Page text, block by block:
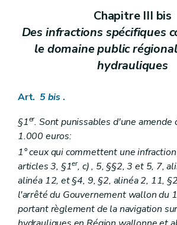
Chapitre III bis
Des infractions spécifiques
le domaine public
hydrauliques
Art. 5bis .
§1er. Sont punissables d'une amende
1.000 euros:
1° ceux qui commettent une
articles 3, §1er, c), 5, §§2, 3 et 5, 7,
alinéa 12, et §4, 9, §2, alinéa 2, 11,
l'arrêté du Gouvernement wallon du
portant règlement de la navigation